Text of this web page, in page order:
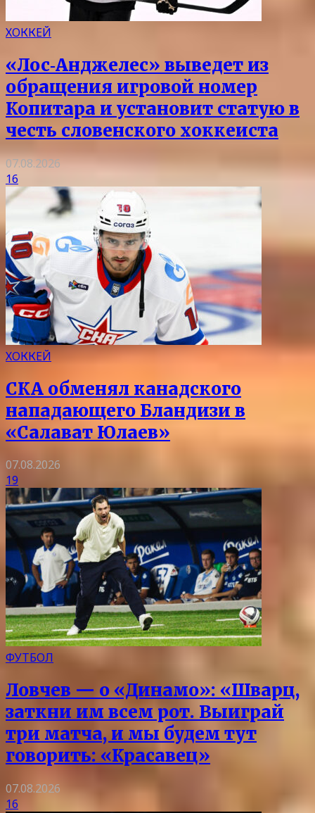
ХОККЕЙ
«Лос‑Анджелес» выведет из
обращения игровой номер
Копитара и установит статую в
честь словенского хоккеиста
07.08.2026
16
ХОККЕЙ
СКА обменял канадского
нападающего Бландизи в
«Салават Юлаев»
07.08.2026
19
ФУТБОЛ
Ловчев — о «Динамо»: «Шварц,
заткни им всем рот. Выиграй
три матча, и мы будем тут
говорить: «Красавец»
07.08.2026
16